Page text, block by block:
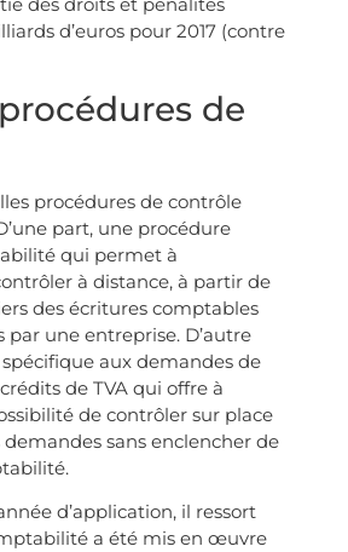
des droits et pénalités
d’euros pour 2017 (contre
de
procédures de contrôle
part, une procédure
qui permet à
à distance, à partir de
des écritures comptables
une entreprise. D’autre
aux demandes de
de TVA qui offre à
de contrôler sur place
sans enclencher de
d’application, il ressort
a été mis en œuvre